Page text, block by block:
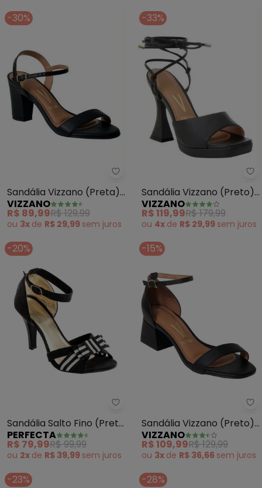
-30%
Vizzano - Sandália Vizzano
Sandália Vizzano (Preta)
em Sisntpetico
VIZZANO
R$ 89,99R$ 129,99
ou 3x de R$ 29,99 sem juros
-33%
Sandália Vizzano (Preto)
em Sintético
VIZZANO
R$ 119,99R$ 179,99
ou 4x de R$ 29,99 sem juros
-20%
Perfecta - Sandália Salto Fino
Sandália Salto Fino (Preta
e Listrada)
PERFECTA
R$ 79,99R$ 99,99
ou 2x de R$ 39,99 sem juros
-15%
Sandália Vizzano (Preto)
em Sintético
VIZZANO
R$ 109,99R$ 129,99
ou 3x de R$ 36,66 sem juros
-23% -28%